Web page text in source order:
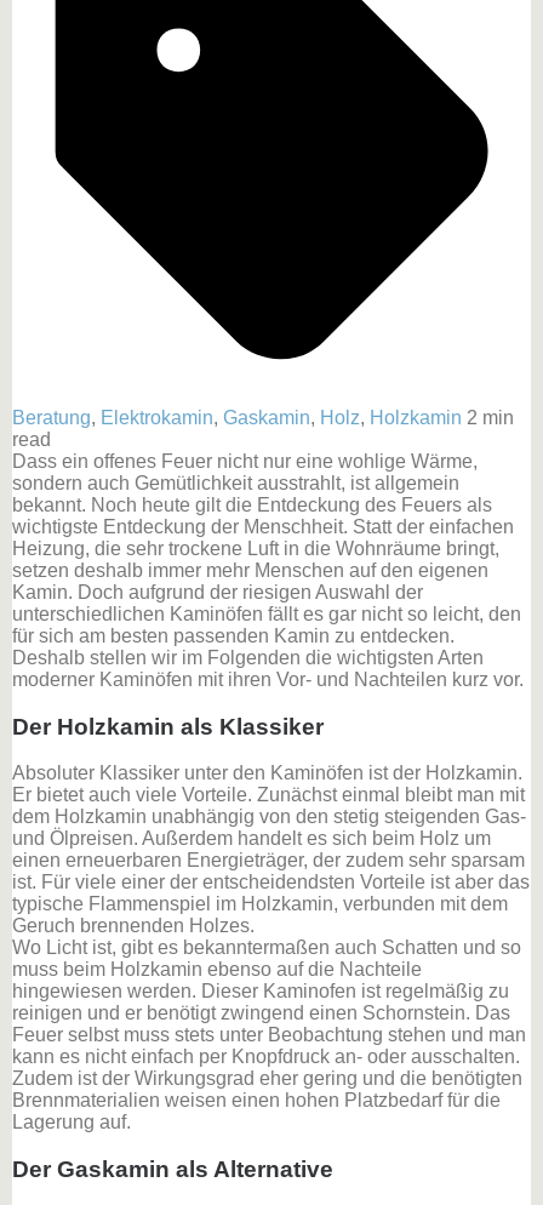
Beratung, Elektrokamin, Gaskamin, Holz, Holzkamin 2 min
read
Dass ein offenes Feuer nicht nur eine wohlige Wärme,
sondern auch Gemütlichkeit ausstrahlt, ist allgemein
bekannt. Noch heute gilt die Entdeckung des Feuers als
wichtigste Entdeckung der Menschheit. Statt der einfachen
Heizung, die sehr trockene Luft in die Wohnräume bringt,
setzen deshalb immer mehr Menschen auf den eigenen
Kamin. Doch aufgrund der riesigen Auswahl der
unterschiedlichen Kaminöfen fällt es gar nicht so leicht, den
für sich am besten passenden Kamin zu entdecken.
Deshalb stellen wir im Folgenden die wichtigsten Arten
moderner Kaminöfen mit ihren Vor- und Nachteilen kurz vor.
Der Holzkamin als Klassiker
Absoluter Klassiker unter den Kaminöfen ist der Holzkamin.
Er bietet auch viele Vorteile. Zunächst einmal bleibt man mit
dem Holzkamin unabhängig von den stetig steigenden Gas-
und Ölpreisen. Außerdem handelt es sich beim Holz um
einen erneuerbaren Energieträger, der zudem sehr sparsam
ist. Für viele einer der entscheidendsten Vorteile ist aber das
typische Flammenspiel im Holzkamin, verbunden mit dem
Geruch brennenden Holzes.
Wo Licht ist, gibt es bekanntermaßen auch Schatten und so
muss beim Holzkamin ebenso auf die Nachteile
hingewiesen werden. Dieser Kaminofen ist regelmäßig zu
reinigen und er benötigt zwingend einen Schornstein. Das
Feuer selbst muss stets unter Beobachtung stehen und man
kann es nicht einfach per Knopfdruck an- oder ausschalten.
Zudem ist der Wirkungsgrad eher gering und die benötigten
Brennmaterialien weisen einen hohen Platzbedarf für die
Lagerung auf.
Der Gaskamin als Alternative